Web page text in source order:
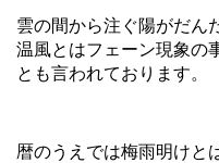
雲の間から注ぐ陽がだん
温風とはフェーン現象の
とも言われております。
暦のうえでは梅雨明けと